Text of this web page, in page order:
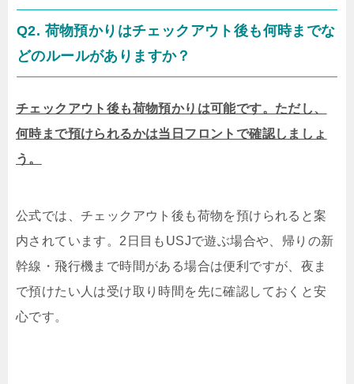
Q2. 荷物預かりはチェックアウト後も何時までな
どのルールがありますか？
チェックアウト後も荷物預かりは可能です。ただし、
何時まで預けられるかは当日フロントで確認しましょ
う。
公式では、チェックアウト後も荷物を預けられると案
内されています。2日目もUSJで遊ぶ場合や、帰りの新
幹線・飛行機まで時間がある場合は便利ですが、夜ま
で預けたい人は受け取り時間を先に確認しておくと安
心です。